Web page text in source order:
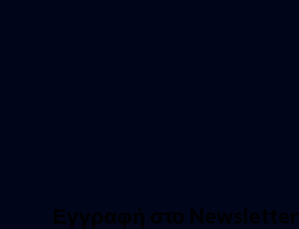
Εγγραφή στο Newsletter